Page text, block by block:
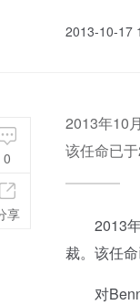
2013-10-17
2013年10
该任命已
2013年
裁。该任
对Benny
0
享